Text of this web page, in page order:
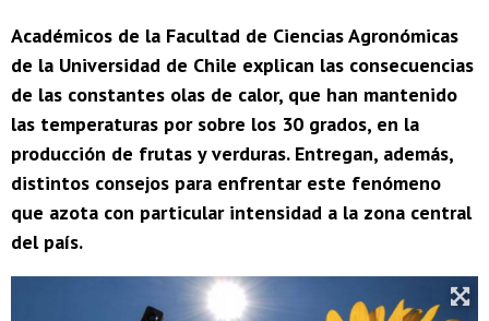
Académicos de la Facultad de Ciencias Agronómicas
de la Universidad de Chile explican las consecuencias
de las constantes olas de calor, que han mantenido
las temperaturas por sobre los 30 grados, en la
producción de frutas y verduras. Entregan, además,
distintos consejos para enfrentar este fenómeno
que azota con particular intensidad a la zona central
del país.